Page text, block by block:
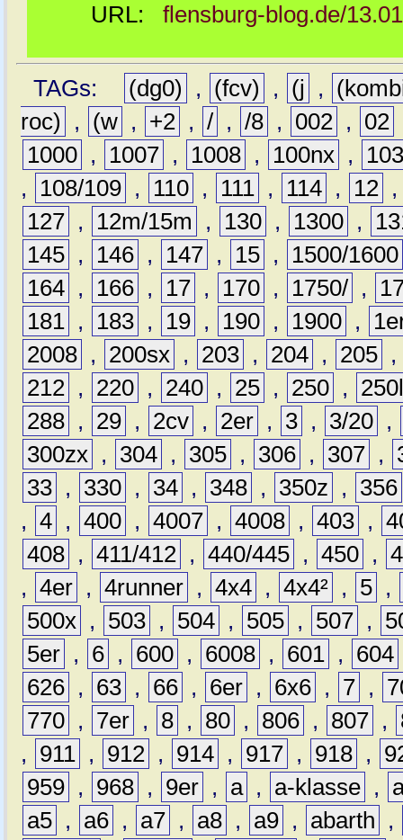
URL: flensburg-blog.de/
TAGs: (dg0) , (fcv) , (j ,
roc)
, (w , +2 , / , /8 , 002 , 02
1000 , 1007 , 1008 , 100nx ,
,
108/109 , 110 , 111 , 114 , 12
127 , 12m/15m , 130 , 1300 ,
145 , 146 , 147 , 15 ,
1500/1600
164 , 166 , 17 , 170 , 1750/ ,
181 , 183 , 19 , 190 , 1900 ,
2008 , 200sx , 203 , 204 , 205 ,
212 , 220 , 240 , 25 , 250 ,
288 , 29 , 2cv , 2er , 3 , 3/20 ,
300zx , 304 , 305 , 306 , 307 ,
33 , 330 , 34 , 348 , 350z ,
356
, 4 , 400 , 4007 , 4008 , 403 ,
408 , 411/412 , 440/445 , 450 ,
, 4er , 4runner , 4x4 , 4x4² , 5 ,
500x , 503 , 504 , 505 , 507 ,
5er , 6 , 600 , 6008 , 601 , 604
626 , 63 , 66 , 6er , 6x6 , 7 ,
770 , 7er , 8 , 80 , 806 , 807 ,
,
911 , 912 , 914 , 917 , 918 ,
959 , 968 , 9er , a , a-klasse ,
a5 , a6 , a7 , a8 , a9 , abarth
,